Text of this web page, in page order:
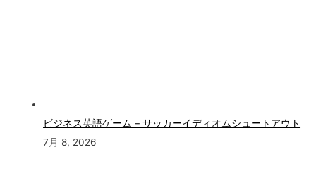
ビジネス英語ゲーム – サッカーイディオムシュートアウト
7月 8, 2026